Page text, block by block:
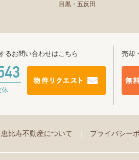
目黒・五反田
るお問い合わせはこちら 売却
恵比寿不動産について プライバシー